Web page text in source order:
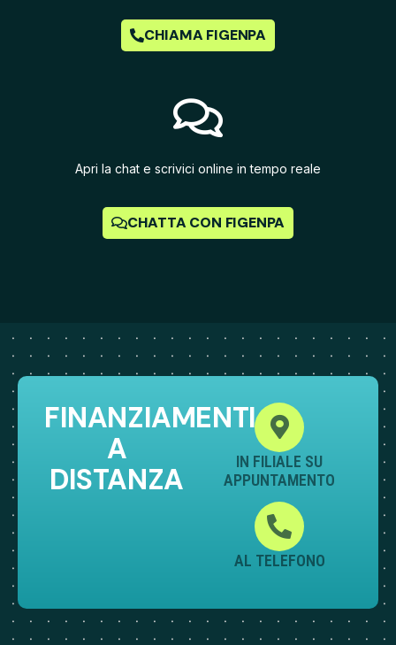
CHIAMA FIGENPA
Apri la chat e scrivici online in tempo reale
CHATTA CON FIGENPA
FINANZIAMENTI
A
DISTANZA
IN FILIALE SU
APPUNTAMENTO
AL TELEFONO